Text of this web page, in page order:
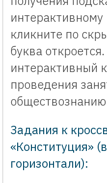
интерактивному
кликните по
буква
интерактивный
проведения
Задания к
«Конституция»
горизонтали):